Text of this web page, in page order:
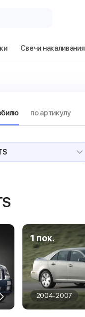
Свечи накаливания
по артикулу
1 пок.
2004-2007